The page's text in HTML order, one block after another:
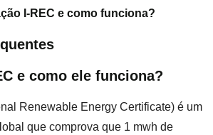
I-REC e como funciona?
e como ele funciona?
Renewable Energy Certificate) é um
que comprova que 1 mwh de